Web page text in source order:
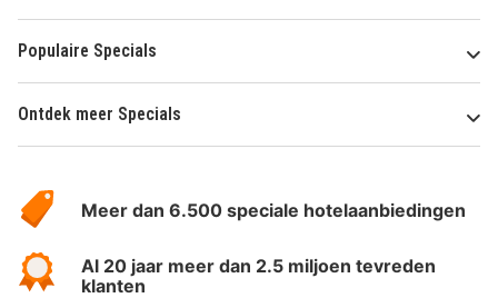
Populaire Specials
Ontdek meer Specials
HotelSpecials
Meer dan 6.500 speciale hotelaanbiedingen
Al 20 jaar meer dan 2.5 miljoen tevreden
klanten